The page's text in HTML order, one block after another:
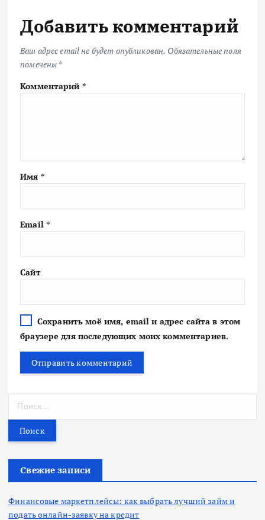
Добавить комментарий
Ваш адрес email не будет опубликован. Обязательные поля
помечены *
Комментарий *
Имя *
Email *
Сайт
Сохранить моё имя, email и адрес сайта в этом
браузере для последующих моих комментариев.
т
Свежие записи
Финансовые маркетплейсы: как выбрать лучший займ и
подать онлайн-заявку на кредит